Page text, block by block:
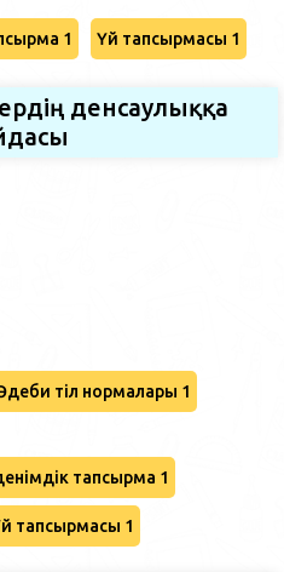
1 Үй тапсырмасы 1
денсаулыққа
тіл нормалары 1
тапсырма 1
тапсырмасы 1